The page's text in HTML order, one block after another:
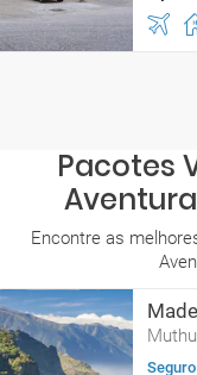
Pacotes
Encontre as